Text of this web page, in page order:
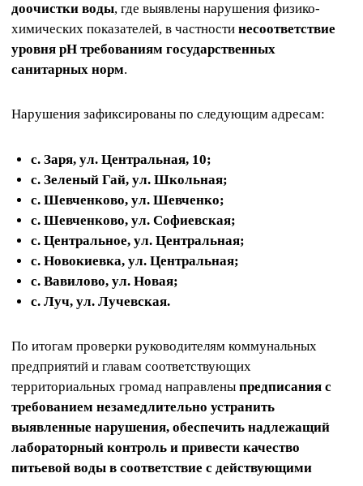
доочистки воды, где выявлены нарушения физико-
химических показателей, в частности несоответствие
уровня pH требованиям государственных
санитарных норм.
Нарушения зафиксированы по следующим адресам:
с. Заря, ул. Центральная, 10;
с. Зеленый Гай, ул. Школьная;
с. Шевченково, ул. Шевченко;
с. Шевченково, ул. Софиевская;
с. Центральное, ул. Центральная;
с. Новокиевка, ул. Центральная;
с. Вавилово, ул. Новая;
с. Луч, ул. Лучевская.
По итогам проверки руководителям коммунальных
предприятий и главам соответствующих
территориальных громад направлены предписания с
требованием незамедлительно устранить
выявленные нарушения, обеспечить надлежащий
лабораторный контроль и привести качество
питьевой воды в соответствие с действующими